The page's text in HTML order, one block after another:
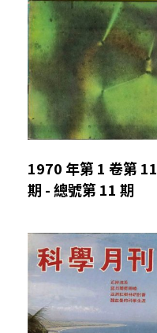
1970 年第 1 卷第 11
期 - 總號第 11 期